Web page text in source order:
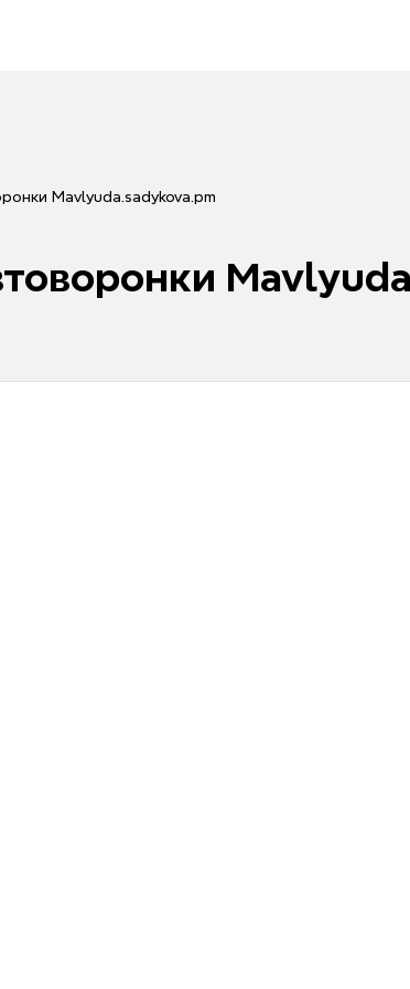
Mavlyuda.sadykova.pm